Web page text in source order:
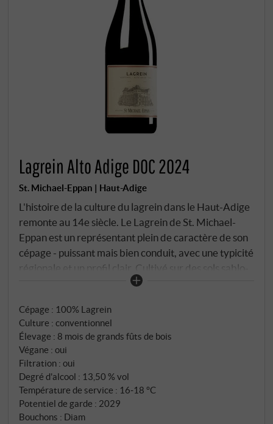
Lagrein Alto Adige DOC 2024
St. Michael-Eppan | Haut-Adige
L'histoire de la culture du lagrein dans le Haut-Adige
remonte au 14e siècle. Le Lagrein de St. Michael-
Eppan est un représentant plein de caractère de son
cépage - puissant mais bien conduit, avec une typicité
régionale et un profil clair. Cultivé sur des sols sablo-
argileux profonds dans la région de Bolzano et
rouge autochtone Haut-Adigepeut faire entre de
bonnes mains. Le millésime 2024 a apporté une
maturité équilibrée, permettant à la fois fraîcheur et
profondeur. Après la macération classique, le vin a
vieilli plusieurs mois dans de grands fûts de bois, ce
qui lui confère de la structure sans pour autant
masquer le fruit.
Cépage : 100% Lagrein
Culture : conventionnel
Élevage : 8 mois de grands fûts de bois
Végane : oui
Filtration : oui
Degré d'alcool : 13,50 % vol
Température de service : 16‑18 °C
Potentiel de garde : 2029
Bouchons : Diam